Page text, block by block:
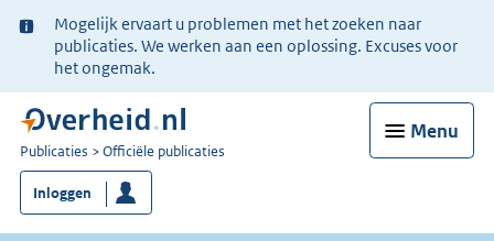
Ter
informatie:
Mogelijk ervaart u problemen met het zoeken naar
publicaties. We werken aan een oplossing. Excuses voor
het ongemak.
Menu
U
bent
nu
hier:
Publicaties Officiële publicaties
Inloggen